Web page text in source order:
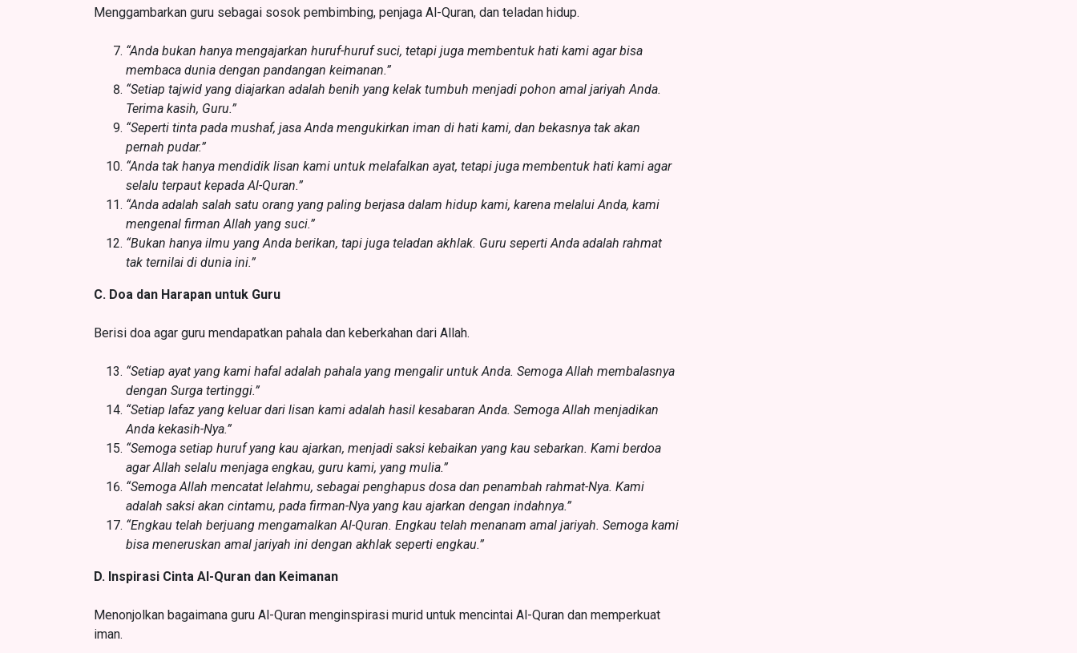
Menggambarkan guru sebagai sosok pembimbing, penjaga Al-Quran, dan teladan hidup.
“Anda bukan hanya mengajarkan huruf-huruf suci, tetapi juga membentuk hati kami agar bisa
membaca dunia dengan pandangan keimanan.”
“Setiap tajwid yang diajarkan adalah benih yang kelak tumbuh menjadi pohon amal jariyah Anda.
Terima kasih, Guru.”
“Seperti tinta pada mushaf, jasa Anda mengukirkan iman di hati kami, dan bekasnya tak akan
pernah pudar.”
“Anda tak hanya mendidik lisan kami untuk melafalkan ayat, tetapi juga membentuk hati kami agar
selalu terpaut kepada Al-Quran.”
“Anda adalah salah satu orang yang paling berjasa dalam hidup kami, karena melalui Anda, kami
mengenal firman Allah yang suci.”
“Bukan hanya ilmu yang Anda berikan, tapi juga teladan akhlak. Guru seperti Anda adalah rahmat
tak ternilai di dunia ini.”
C. Doa dan Harapan untuk Guru
Berisi doa agar guru mendapatkan pahala dan keberkahan dari Allah.
“Setiap ayat yang kami hafal adalah pahala yang mengalir untuk Anda. Semoga Allah membalasnya
dengan Surga tertinggi.”
“Setiap lafaz yang keluar dari lisan kami adalah hasil kesabaran Anda. Semoga Allah menjadikan
Anda kekasih-Nya.”
“Semoga setiap huruf yang kau ajarkan, menjadi saksi kebaikan yang kau sebarkan. Kami berdoa
agar Allah selalu menjaga engkau, guru kami, yang mulia.”
“Semoga Allah mencatat lelahmu, sebagai penghapus dosa dan penambah rahmat-Nya. Kami
adalah saksi akan cintamu, pada firman-Nya yang kau ajarkan dengan indahnya.”
“Engkau telah berjuang mengamalkan Al-Quran. Engkau telah menanam amal jariyah. Semoga kami
bisa meneruskan amal jariyah ini dengan akhlak seperti engkau.”
D. Inspirasi Cinta Al-Quran dan Keimanan
Menonjolkan bagaimana guru Al-Quran menginspirasi murid untuk mencintai Al-Quran dan memperkuat
iman.